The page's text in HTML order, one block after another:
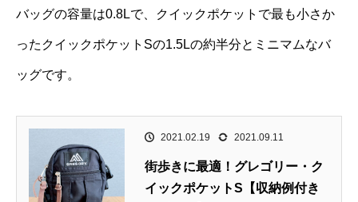
バッグの容量は0.8Lで、クイックポケットで最も小さか
ったクイックポケットSの1.5Lの約半分とミニマムなバ
ッグです。
2021.02.19 2021.09.11
街歩きに最適！グレゴリー・ク
イックポケットS【収納例付き